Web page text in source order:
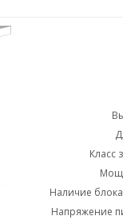
Класс
Наличие
Напряжение